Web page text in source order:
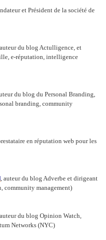
et Président de la société de
du blog Actulligence, et
e-réputation, intelligence
du blog du Personal Branding,
branding, community
en réputation web pour les
, auteur du blog Adverbe et dirigeant
community management)
du blog Opinion Watch,
Networks (NYC)